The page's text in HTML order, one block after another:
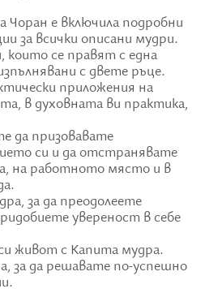
Чоран е включила подробни
за всички описани мудри.
които се правят с една
с двете ръце.
приложения на
в духовната ви практика,
да призовавате
си и да отстранявате
на работното място и в
за да преодолеете
увереност в себе
живот с Капита мудра.
за да решавате по-успешно